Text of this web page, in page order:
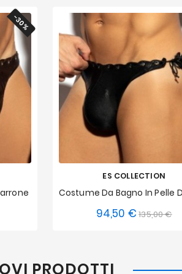
-30%
ES COLLECTION
94,50 € Prezzo
135,00 €
S M L XL
PRODOTTI